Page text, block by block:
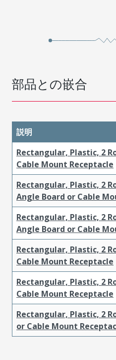
部品との嵌合
説明
Rectangular, Plastic, 2
Cable Mount Receptacle
Rectangular, Plastic, 2
Angle Board or Cable
Rectangular, Plastic, 2
Angle Board or Cable
Rectangular, Plastic, 2
Cable Mount Receptacle
Rectangular, Plastic, 2
Cable Mount Receptacle
Rectangular, Plastic, 2
or Cable Mount